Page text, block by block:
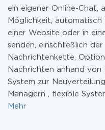
ein eigener Online-Chat,
Möglichkeit,
einer Website oder in
senden, einschließlich
Nachrichtenkette,
Nachrichten anhand von
System zur
Managern , flexible
Mehr